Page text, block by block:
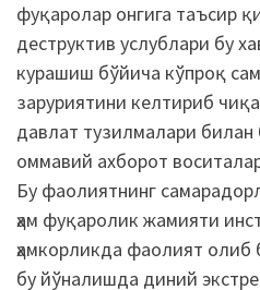
фуқаролар онгига таъсир
деструктив услублари бу
курашиш бўйича кўпроқ
заруриятини келтириб
давлат тузилмалари
оммавий ахборот
Бу фаолиятнинг
ҳам фуқаролик жамияти
ҳамкорликда фаолият
бу йўналишда диний